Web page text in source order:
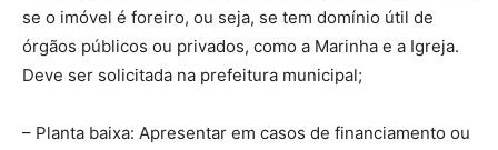
se o imóvel é foreiro, ou seja, se tem domínio útil de
órgãos públicos ou privados, como a Marinha e a Igreja.
Deve ser solicitada na prefeitura municipal;
– Planta baixa: Apresentar em casos de financiamento ou